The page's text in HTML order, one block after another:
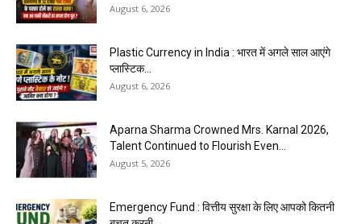
August 6, 2026
Plastic Currency in India : भारत में अगले साल आएंगे
प्लास्टिक...
August 6, 2026
Aparna Sharma Crowned Mrs. Karnal 2026,
Talent Continued to Flourish Even...
August 5, 2026
Emergency Fund : वित्तीय सुरक्षा के लिए आपको कितनी